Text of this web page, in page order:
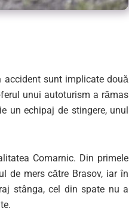
accident sunt implicate două
unui autoturism a rămas
un echipaj de stingere, unul
Comarnic. Din primele
de mers către Brasov, iar în
stânga, cel din spate nu a